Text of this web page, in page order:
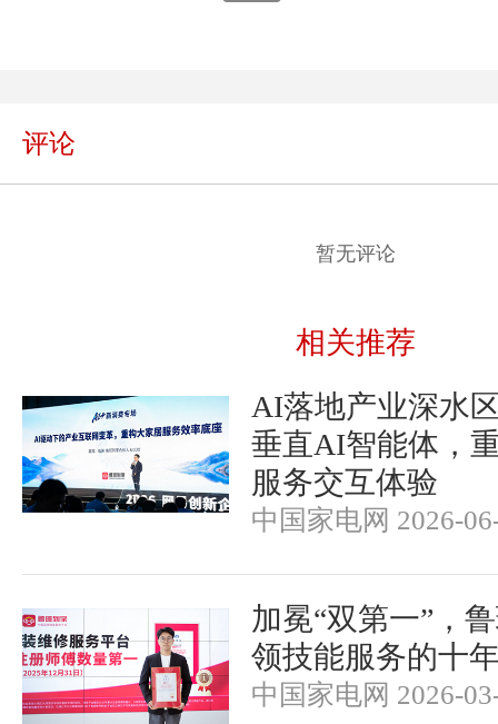
评论
暂无评论
相关推荐
AI落地产业深水
垂直AI智能体，
服务交互体验
中国家电网 2026-
加冕“双第一”，
领技能服务的十
中国家电网 2026-